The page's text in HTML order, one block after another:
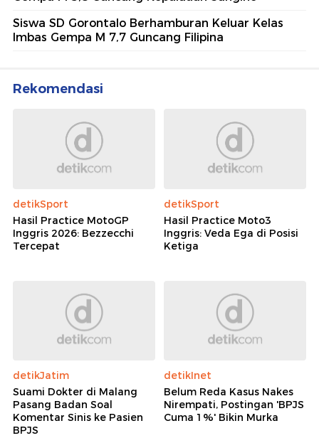
Siswa SD Gorontalo Berhamburan Keluar Kelas
Imbas Gempa M 7,7 Guncang Filipina
Rekomendasi
detikSport
Hasil Practice MotoGP
Inggris 2026: Bezzecchi
Tercepat
detikSport
Hasil Practice Moto3
Inggris: Veda Ega di Posisi
Ketiga
detikJatim
Suami Dokter di Malang
Pasang Badan Soal
Komentar Sinis ke Pasien
BPJS
detikInet
Belum Reda Kasus Nakes
Nirempati, Postingan 'BPJS
Cuma 1%' Bikin Murka